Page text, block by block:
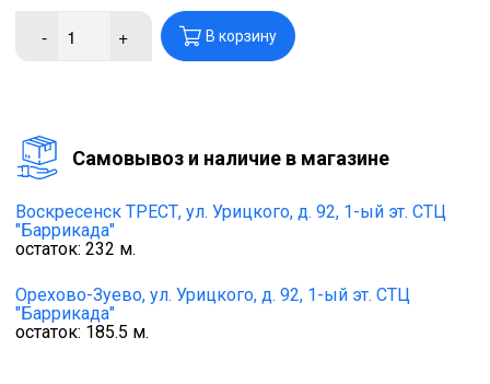
- + В корзину
Cамовывоз и наличие в магазине
Воскресенск ТРЕСТ, ул. Урицкого, д. 92, 1-ый эт. СТЦ
"Баррикада"
остаток: 232 м.
Орехово-Зуево, ул. Урицкого, д. 92, 1-ый эт. СТЦ
"Баррикада"
остаток: 185.5 м.